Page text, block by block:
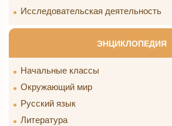
Исследовательская деятельность
ЭНЦИКЛОПЕДИЯ
Начальные классы
Окружающий мир
Русский язык
Литература